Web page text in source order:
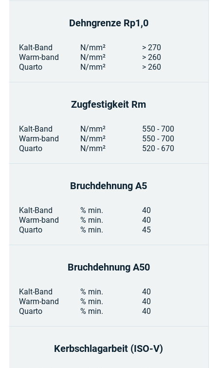
Kalt-Band
Warm-band
Quarto
Dehngrenze Rp1,0
N/mm²
N/mm²
N/mm²
> 270
> 260
> 260
Kalt-Band
Warm-band
Quarto
Zugfestigkeit Rm
N/mm²
N/mm²
N/mm²
550 - 700
550 - 700
520 - 670
Kalt-Band
Warm-band
Quarto
Bruchdehnung A5
% min.
% min.
% min.
40
40
45
Kalt-Band
Warm-band
Quarto
Bruchdehnung A50
% min.
% min.
% min.
40
40
40
Kerbschlag­arbeit (ISO-V)